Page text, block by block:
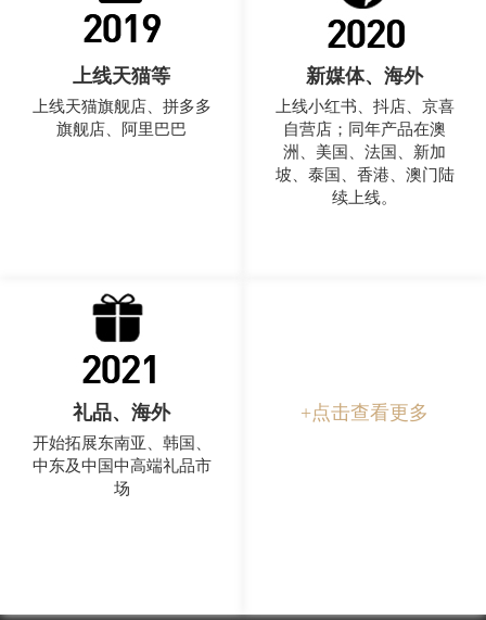
上线天猫等
上线天猫旗舰店、拼多多
旗舰店、阿里巴巴
新媒体、海外
上线小红书、抖店、京喜
自营店；同年产品在澳
洲、美国、法国、新加
坡、泰国、香港、澳门陆
续上线。
礼品、海外
开始拓展东南亚、韩国、
中东及中国中高端礼品市
场
+点击查看更多